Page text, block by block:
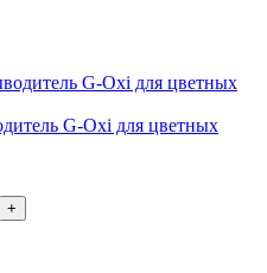
G-Oxi для цветных
+